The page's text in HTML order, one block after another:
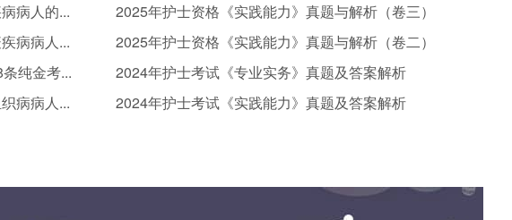
病人的...
病病人...
纯金考...
病病人...
2025年护士资格《实践能力》真题与解析（卷三）
2025年护士资格《实践能力》真题与解析（卷二）
2024年护士考试《专业实务》真题及答案解析
2024年护士考试《实践能力》真题及答案解析